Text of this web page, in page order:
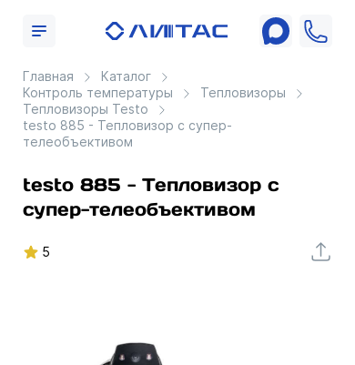
Главная
Каталог
Контроль температуры
Тепловизоры
Тепловизоры Testo
testo 885 - Тепловизор с супер-
телеобъективом
testo 885 - Тепловизор с
супер-телеобъективом
5